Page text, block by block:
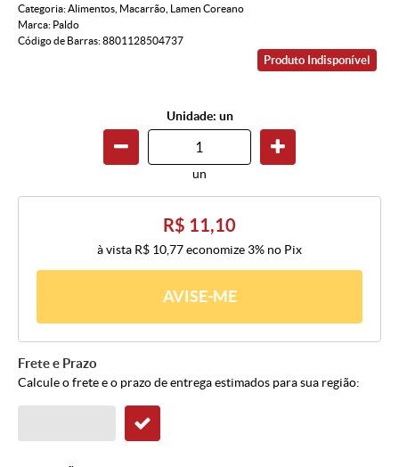
Categoria:Alimentos Macarrão
Lamen Coreano
Marca: Paldo
Código de Barras:8801128504737
Produto Indisponível
Unidade: un
un
R$ 11,10
à vista R$ 10,77economize 3% no Pix
AVISE-ME
Frete e Prazo
Calcule o frete e o prazo de entrega estimados para sua região: